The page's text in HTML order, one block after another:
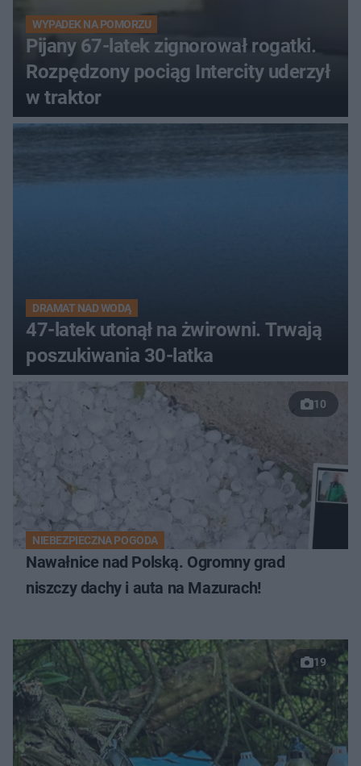
WYPADEK NA POMORZU
Pijany 67-latek zignorował rogatki.
Rozpędzony pociąg Intercity uderzył
w traktor
DRAMAT NAD WODĄ
47-latek utonął na żwirowni. Trwają
poszukiwania 30-latka
10
NIEBEZPIECZNA POGODA
Nawałnice nad Polską. Ogromny grad
niszczy dachy i auta na Mazurach!
19